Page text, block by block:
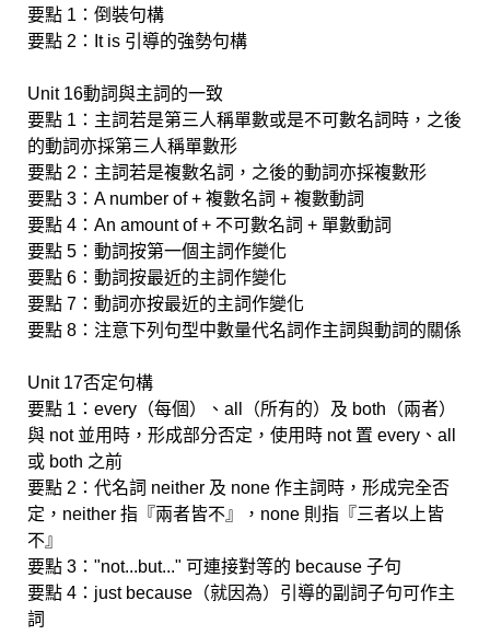
要點 1：倒裝句構
要點 2：It is 引導的強勢句構
Unit 16動詞與主詞的一致
要點 1：主詞若是第三人稱單數或是不可數名詞時，之後
的動詞亦採第三人稱單數形
要點 2：主詞若是複數名詞，之後的動詞亦採複數形
要點 3：A number of + 複數名詞 + 複數動詞
要點 4：An amount of + 不可數名詞 + 單數動詞
要點 5：動詞按第一個主詞作變化
要點 6：動詞按最近的主詞作變化
要點 7：動詞亦按最近的主詞作變化
要點 8：注意下列句型中數量代名詞作主詞與動詞的關係
Unit 17否定句構
要點 1：every（每個）、all（所有的）及 both（兩者）
與 not 並用時，形成部分否定，使用時 not 置 every、all
或 both 之前
要點 2：代名詞 neither 及 none 作主詞時，形成完全否
定，neither 指『兩者皆不』，none 則指『三者以上皆
不』
要點 3："not...but..." 可連接對等的 because 子句
要點 4：just because（就因為）引導的副詞子句可作主
詞